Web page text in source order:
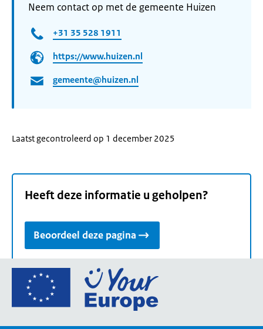
Neem contact op met de gemeente Huizen
+31 35 528 1911
https://www.huizen.nl
gemeente@huizen.nl
Laatst gecontroleerd op 1 december 2025
Heeft deze informatie u geholpen?
Beoordeel deze pagina
Ga
de